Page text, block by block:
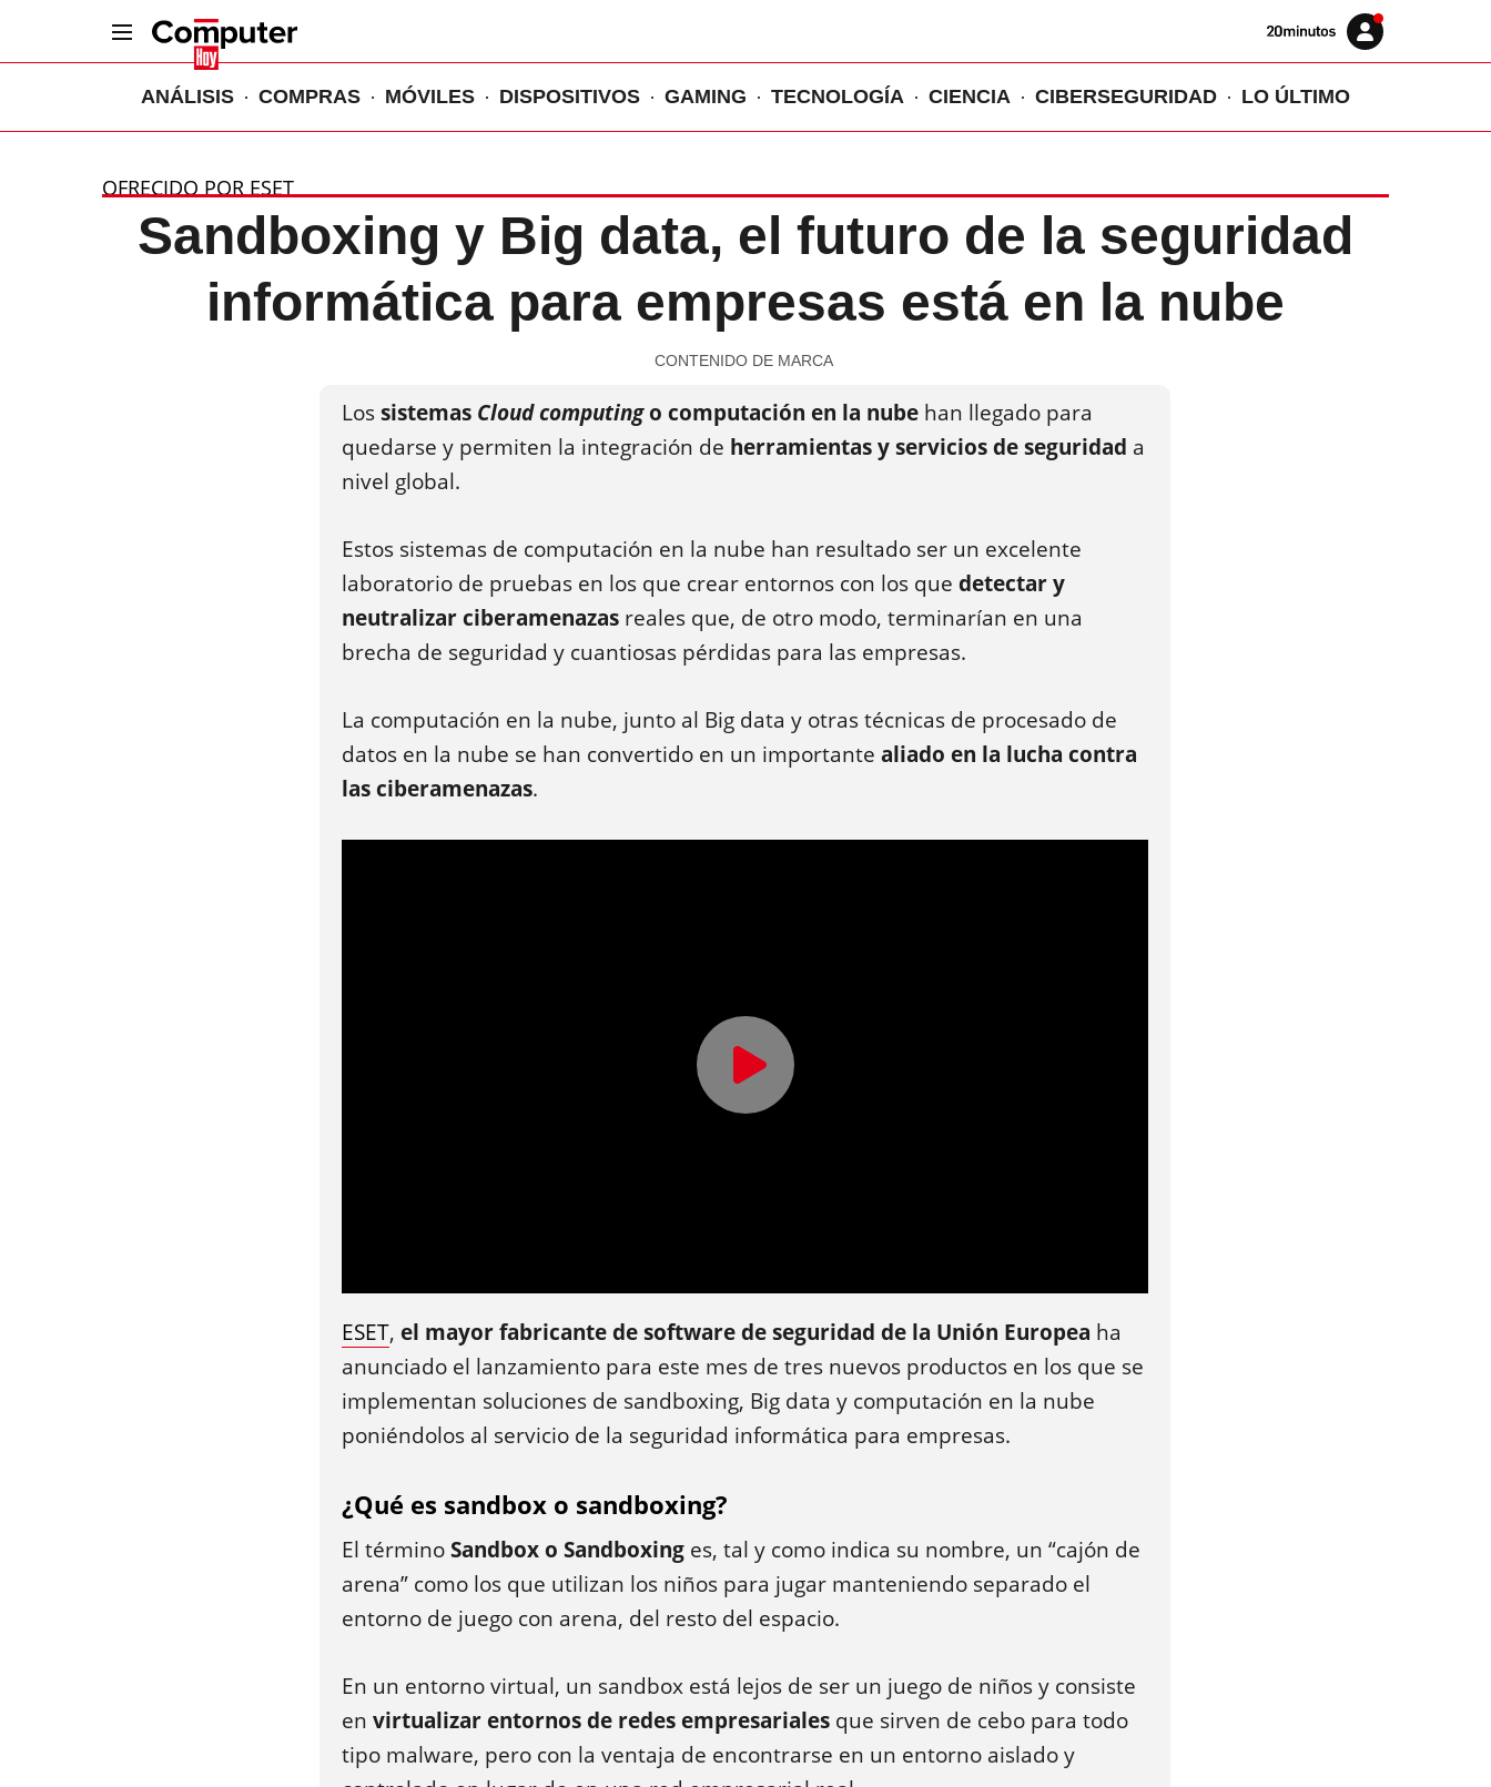
Volver
Iniciar
sesión
ANÁLISIS COMPRAS MÓVILES DISPOSITIVOS GAMING TECNOLOGÍA CIENCIA CIBERSEGURIDAD LO ÚLTIMO
OFRECIDO POR ESET
Sandboxing y Big data, el futuro de la seguridad
informática para empresas está en la nube
CONTENIDO DE MARCA
Lossistemas Cloud computingo computación en la nube han llegado para
quedarse y permiten la integración de herramientas y servicios de seguridad a
nivel global.
Estos sistemas de computación en la nube han resultado ser un excelente
laboratorio de pruebas en los que crear entornos con los quedetectar y
neutralizar ciberamenazas reales que, de otro modo, terminarían en una
brecha de seguridad y cuantiosas pérdidas para las empresas.
La computación en la nube, junto al Big data y otras técnicas de procesado de
datos en la nube se han convertido en un importantealiado en la lucha contra
las ciberamenazas.
ESET,el mayor fabricante de software de seguridad de la Unión Europea ha
anunciado el lanzamiento para este mes de tres nuevos productos en los que se
implementan soluciones de sandboxing, Big data y computación en la nube
poniéndolos al servicio de la seguridad informática para empresas.
¿Qué es sandbox o sandboxing?
El términoSandbox o Sandboxing es, tal y como indica su nombre, un “cajón de
arena” como los que utilizan los niños para jugar manteniendo separado el
entorno de juego con arena, del resto del espacio.
En un entorno virtual, un sandbox está lejos de ser un juego de niños y consiste
envirtualizar entornos de redes empresariales que sirven de cebo para todo
tipo malware, pero con la ventaja de encontrarse en un entorno aislado y